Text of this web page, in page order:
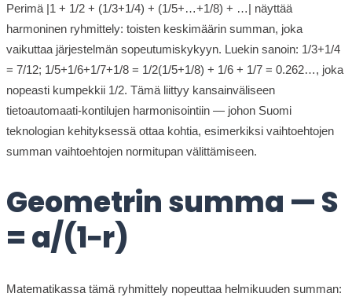
Perimä |1 + 1/2 + (1/3+1/4) + (1/5+…+1/8) + …| näyttää
harmoninen ryhmittely: toisten keskimäärin summan, joka
vaikuttaa järjestelmän sopeutumiskykyyn. Luekin sanoin: 1/3+1/4
= 7/12; 1/5+1/6+1/7+1/8 = 1/2(1/5+1/8) + 1/6 + 1/7 = 0.262…, joka
nopeasti kumpekkii 1/2. Tämä liittyy kansainväliseen
tietoautomaati-kontilujen harmonisointiin — johon Suomi
teknologian kehityksessä ottaa kohtia, esimerkiksi vaihtoehtojen
summan vaihtoehtojen normitupan välittämiseen.
Geometrin summa — S
= a/(1−r)
Matematikassa tämä ryhmittely nopeuttaa helmikuuden summan: